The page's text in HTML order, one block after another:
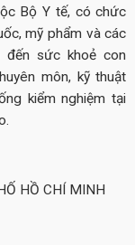
Bộ Y tế, có chức
mỹ phẩm và các
sức khoẻ con
môn, kỹ thuật
kiểm nghiệm tại
HỒ CHÍ MINH